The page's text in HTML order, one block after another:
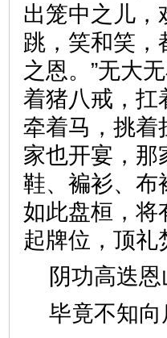
出笼中之儿，
跳，笑和笑，
之恩。”无大
着猪八戒，扛
牵着马，挑着
家也开宴，那
鞋、褊衫、布
如此盘桓，将
起牌位，顶
阴功高迭
毕竟不知